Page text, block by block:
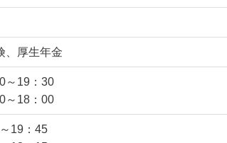
、厚生年金
～19：30
～18：00
19：45